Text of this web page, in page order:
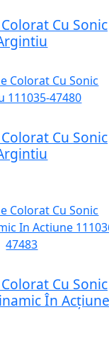
Cu Sonic
Cu Sonic
Cu Sonic
În Acțiune